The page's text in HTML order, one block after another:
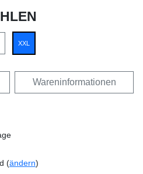
XXL
Wareninformationen
(ändern)